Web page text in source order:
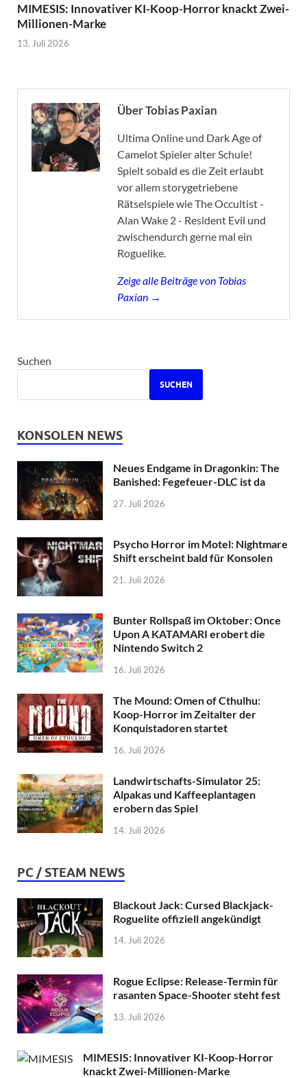
MIMESIS: Innovativer KI-Koop-Horror knackt Zwei-
Millionen-Marke
13. Juli 2026
Über Tobias Paxian
Ultima Online und Dark Age of
Camelot Spieler alter Schule!
Spielt sobald es die Zeit erlaubt
vor allem storygetriebene
Rätselspiele wie The Occultist -
Alan Wake 2 - Resident Evil und
zwischendurch gerne mal ein
Roguelike.
Zeige alle Beiträge von Tobias
Paxian →
Suchen
SUCHEN
KONSOLEN NEWS
Neues Endgame in Dragonkin: The
Banished: Fegefeuer-DLC ist da
27. Juli 2026
Psycho Horror im Motel: Nightmare
Shift erscheint bald für Konsolen
21. Juli 2026
Bunter Rollspaß im Oktober: Once
Upon A KATAMARI erobert die
Nintendo Switch 2
16. Juli 2026
The Mound: Omen of Cthulhu:
Koop-Horror im Zeitalter der
Konquistadoren startet
16. Juli 2026
Landwirtschafts-Simulator 25:
Alpakas und Kaffeeplantagen
erobern das Spiel
14. Juli 2026
PC / STEAM NEWS
Blackout Jack: Cursed Blackjack-
Roguelite offiziell angekündigt
14. Juli 2026
Rogue Eclipse: Release-Termin für
rasanten Space-Shooter steht fest
13. Juli 2026
MIMESIS: Innovativer KI-Koop-Horror
knackt Zwei-Millionen-Marke